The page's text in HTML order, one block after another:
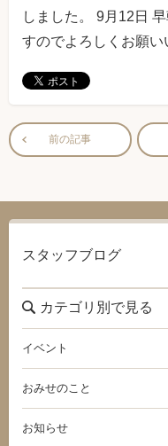
しました。 9月12日
すのでよろしくお願い
前の記事
スタッフブログ
カテゴリ別で見る
イベント
おみせのこと
お知らせ